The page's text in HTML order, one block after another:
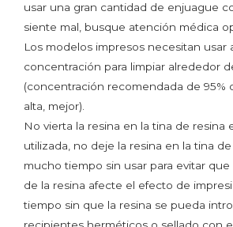
usar una gran cantidad de enjuague
siente mal, busque atención médica
Los modelos impresos necesitan usar
concentración para limpiar alrededor
(concentración recomendada de 95%
alta, mejor).
No vierta la resina en la tina de resina
utilizada, no deje la resina en la tina
mucho tiempo sin usar para evitar
de la resina afecte el efecto de
tiempo sin que la resina se pueda